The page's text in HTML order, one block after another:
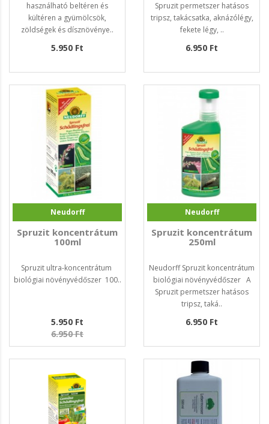
használható beltéren és
kültéren a gyümölcsök,
zöldségek és dísznövénye..
5.950 Ft
Spruzit permetszer hatásos
tripsz, takácsatka, aknázólégy,
fekete légy, ..
6.950 Ft
Neudorff
Spruzit koncentrátum
100ml
Spruzit ultra-koncentrátum
biológiai növényvédőszer 100..
5.950 Ft
6.950 Ft
Neudorff
Spruzit koncentrátum
250ml
Neudorff Spruzit koncentrátum
biológiai növényvédőszer A
Spruzit permetszer hatásos
tripsz, taká..
6.950 Ft